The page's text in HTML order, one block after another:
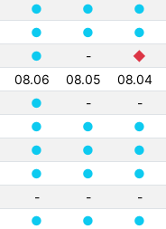
● ● ●
● ● ●
● - ◆
08.06 08.05 08.04
● - -
● ● ●
● ● ●
● ● ●
- - -
● ● ●